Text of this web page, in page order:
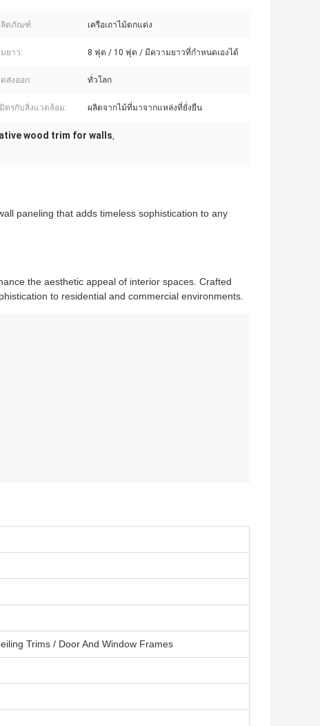
ลิตภัณฑ์: เครือเถาไม้ตกแต่ง
ยาว: 8 ฟุต / 10 ฟุต / มีความยาวที่กำหนดเองได้
ส่งออก: ทั่วโลก
ตรกับสิ่งแวดล้อม: ผลิตจากไม้ที่มาจากแหล่งที่ยั่งยืน
wood trim for walls,
paneling that adds timeless sophistication to any
the aesthetic appeal of interior spaces. Crafted
to residential and commercial environments.
Trims / Door And Window Frames